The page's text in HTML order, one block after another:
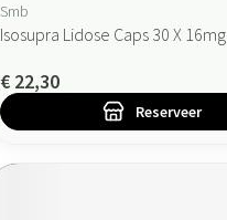
Smb
Isosupra Lidose Caps 30 X 16mg
€ 22,30
Reserveer